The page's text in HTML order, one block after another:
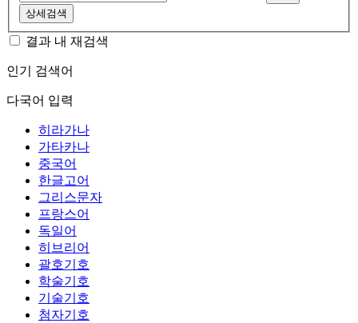
상세검색
결과 내 재검색
인기 검색어
다국어 입력
히라가나
가타카나
중국어
한글고어
그리스문자
프랑스어
독일어
히브리어
괄호기호
학술기호
기술기호
첨자기호